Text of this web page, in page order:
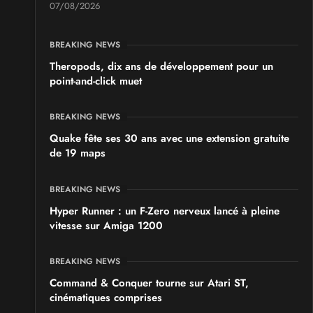
Japan Manga Wave Colmar 2026
07/08/2026
BREAKING NEWS
Theropods, dix ans de développement pour un
point-and-click muet
BREAKING NEWS
Quake fête ses 30 ans avec une extension gratuite
de 19 maps
BREAKING NEWS
Hyper Runner : un F-Zero nerveux lancé à pleine
vitesse sur Amiga 1200
BREAKING NEWS
Command & Conquer tourne sur Atari ST,
cinématiques comprises